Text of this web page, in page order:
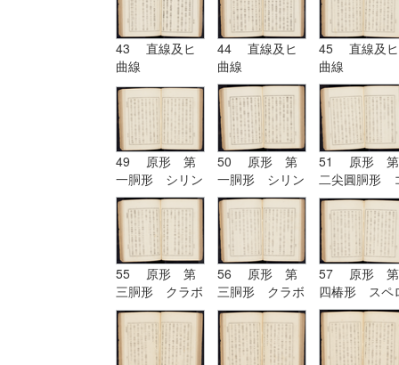
43 直線及ヒ
曲線
44 直線及ヒ
曲線
45 直線及ヒ
曲線
49 原形 第
一胴形 シリン
ドル
50 原形 第
一胴形 シリン
ドル
51 原形 第
二尖圓胴形
ノイド
55 原形 第
三胴形 クラボ
イド
56 原形 第
三胴形 クラボ
イド| 原形
第四椿形 スペ
ロイド
57 原形 第
四椿形 スペ
イド